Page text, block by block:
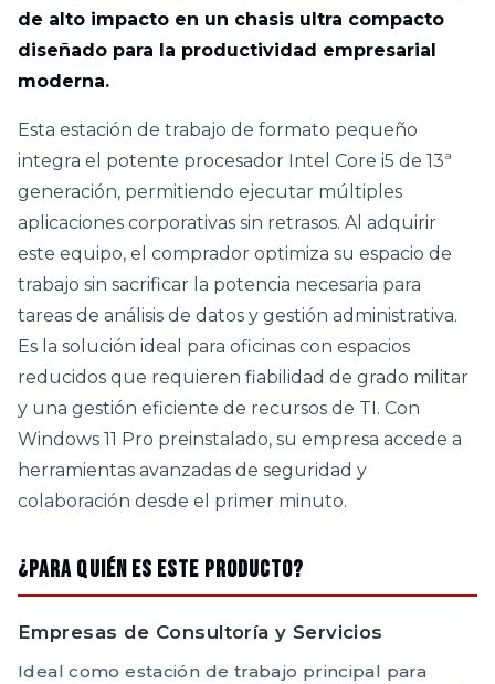
de alto impacto en un chasis ultra compacto
diseñado para la productividad empresarial
moderna.
Esta estación de trabajo de formato pequeño
integra el potente procesador Intel Core i5 de 13ª
generación, permitiendo ejecutar múltiples
aplicaciones corporativas sin retrasos. Al adquirir
este equipo, el comprador optimiza su espacio de
trabajo sin sacrificar la potencia necesaria para
tareas de análisis de datos y gestión administrativa.
Es la solución ideal para oficinas con espacios
reducidos que requieren fiabilidad de grado militar
y una gestión eficiente de recursos de TI. Con
Windows 11 Pro preinstalado, su empresa accede a
herramientas avanzadas de seguridad y
colaboración desde el primer minuto.
¿Para quién es este producto?
Empresas de Consultoría y Servicios
Ideal como estación de trabajo principal para